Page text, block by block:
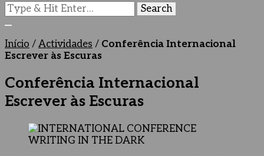
Looking
for
Início / Actividades / Conferência Internacional
Escrever às Escuras
Conferência Internacional
Escrever às Escuras